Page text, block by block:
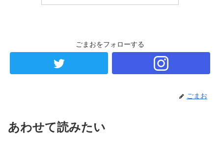
ごまおをフォローする
ごまお
あわせて読みたい